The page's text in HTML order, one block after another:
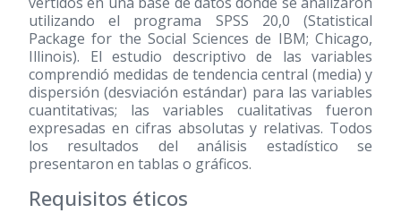
utilizando el programa SPSS 20,0 (Statistical
Package for the Social Sciences de IBM; Chicago,
Illinois). El estudio descriptivo de las variables
comprendió medidas de tendencia central (media) y
dispersión (desviación estándar) para las variables
cuantitativas; las variables cualitativas fueron
expresadas en cifras absolutas y relativas. Todos
los resultados del análisis estadístico se
presentaron en tablas o gráficos.
Requisitos éticos